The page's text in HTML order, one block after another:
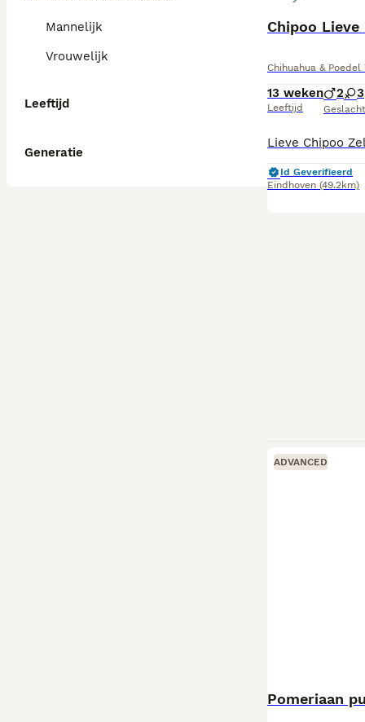
Mannelijk
Vrouwelijk
Leeftijd
Generatie
Chipoo
Chihuahua & Poedel
13 weken
Leeftijd
2 3
Geslacht
Id Geverifieerd
Eindhoven (49.2km)
ADVANCED
Pomeriaan